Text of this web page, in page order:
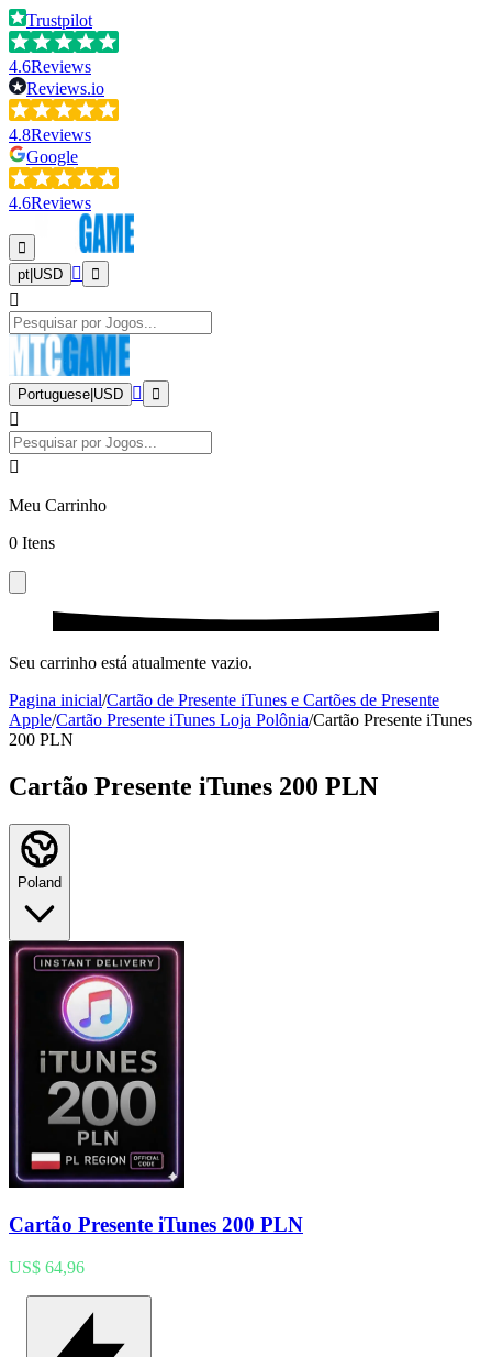
Trustpilot
4.6Reviews
Reviews.io
4.8Reviews
Google
4.6Reviews
pt USD
Portuguese USD
Meu Carrinho
0 Itens
Seu carrinho está atualmente vazio.
Pagina inicial/Cartão de Presente iTunes e Cartões de Presente
Apple/Cartão Presente iTunes Loja Polônia/Cartão Presente iTunes
200 PLN
Cartão Presente iTunes 200 PLN
Poland
Cartão Presente iTunes 200 PLN
US$ 64,96